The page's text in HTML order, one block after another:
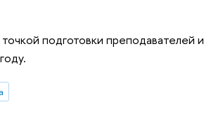
подготовки преподавателей и